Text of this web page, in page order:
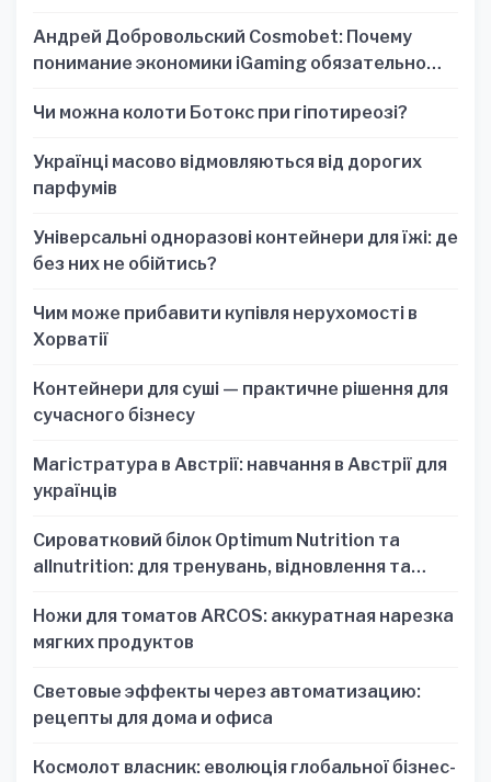
Андрей Добровольский Cosmobet: Почему
понимание экономики iGaming обязательно
Чи можна колоти Ботокс при гіпотиреозі?
Українці масово відмовляються від дорогих
парфумів
Універсальні одноразові контейнери для їжі: де
без них не обійтись?
Чим може прибавити купівля нерухомості в
Хорватії
Контейнери для суші — практичне рішення для
сучасного бізнесу
Магістратура в Австрії: навчання в Австрії для
українців
Сироватковий білок Optimum Nutrition та
allnutrition: для тренувань, відновлення та
Ножи для томатов ARCOS: аккуратная нарезка
мягких продуктов
Световые эффекты через автоматизацию:
рецепты для дома и офиса
Космолот власник: еволюція глобальної бізнес-